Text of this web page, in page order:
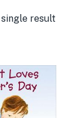
result